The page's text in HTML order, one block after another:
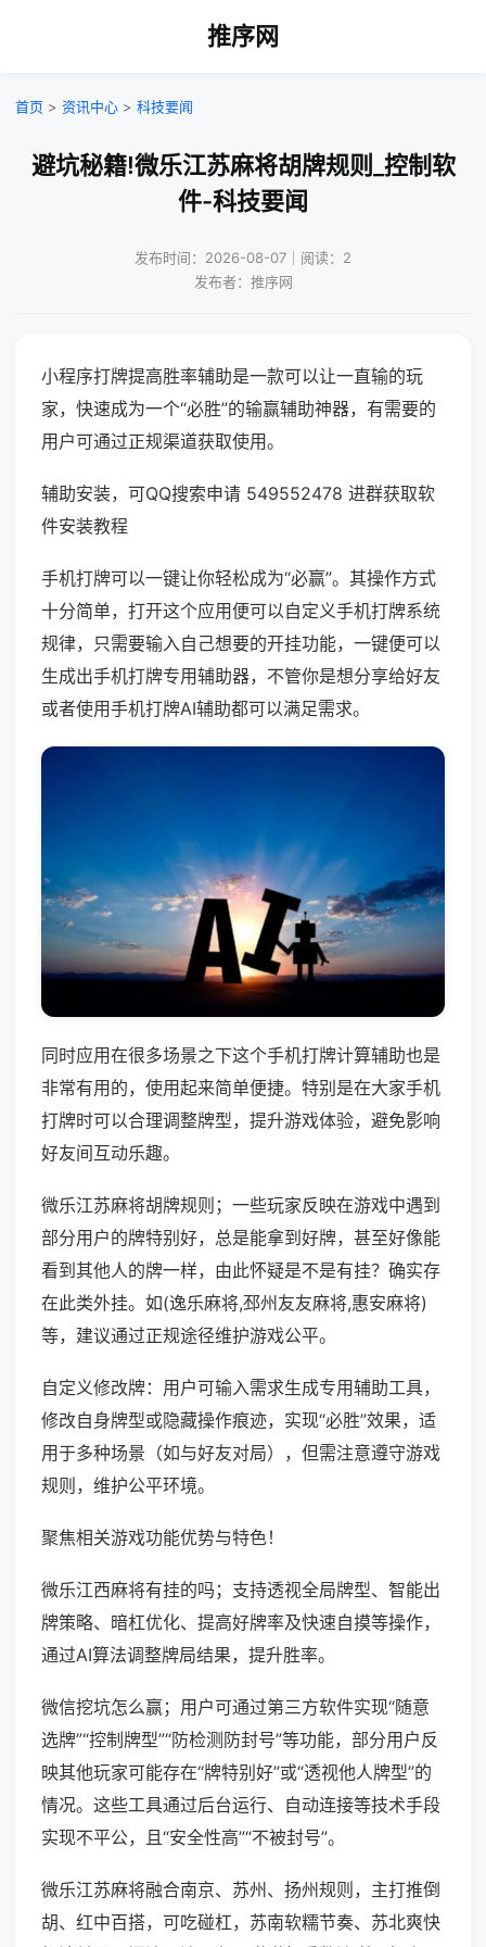
推序网
首页 > 资讯中心 > 科技要闻
避坑秘籍!微乐江苏麻将胡牌规则_控制软
件-科技要闻
发布时间：2026-08-07｜阅读：2
发布者：推序网
小程序打牌提高胜率辅助是一款可以让一直输的玩
家，快速成为一个“必胜”的输赢辅助神器，有需要的
用户可通过正规渠道获取使用。
辅助安装，可QQ搜索申请 549552478 进群获取软
件安装教程
手机打牌可以一键让你轻松成为“必赢”。其操作方式
十分简单，打开这个应用便可以自定义手机打牌系统
规律，只需要输入自己想要的开挂功能，一键便可以
生成出手机打牌专用辅助器，不管你是想分享给好友
或者使用手机打牌AI辅助都可以满足需求。
同时应用在很多场景之下这个手机打牌计算辅助也是
非常有用的，使用起来简单便捷。特别是在大家手机
打牌时可以合理调整牌型，提升游戏体验，避免影响
好友间互动乐趣。
微乐江苏麻将胡牌规则；一些玩家反映在游戏中遇到
部分用户的牌特别好，总是能拿到好牌，甚至好像能
看到其他人的牌一样，由此怀疑是不是有挂？确实存
在此类外挂。如(逸乐麻将,邳州友友麻将,惠安麻将)
等，建议通过正规途径维护游戏公平。
自定义修改牌：用户可输入需求生成专用辅助工具，
修改自身牌型或隐藏操作痕迹，实现“必胜”效果，适
用于多种场景（如与好友对局），但需注意遵守游戏
规则，维护公平环境。
聚焦相关游戏功能优势与特色！
微乐江西麻将有挂的吗；支持透视全局牌型、智能出
牌策略、暗杠优化、提高好牌率及快速自摸等操作，
通过AI算法调整牌局结果，提升胜率。
微信挖坑怎么赢；用户可通过第三方软件实现“随意
选牌”“控制牌型”“防检测防封号”等功能，部分用户反
映其他玩家可能存在“牌特别好”或“透视他人牌型”的
情况。这些工具通过后台运行、自动连接等技术手段
实现不平公，且“安全性高”“不被封号”。
微乐江苏麻将融合南京、苏州、扬州规则，主打推倒
胡、红中百搭，可吃碰杠，苏南软糯节奏、苏北爽快